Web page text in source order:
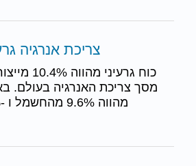
17.3: צריכת אנרגיה
מסך צריכת האנרגיה בעולם.